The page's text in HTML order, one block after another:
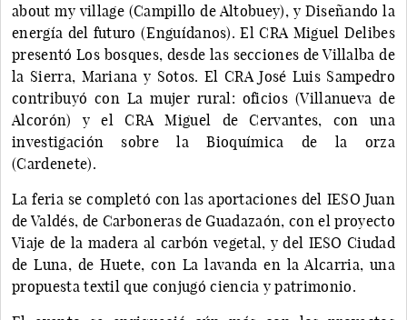
about my village (Campillo de Altobuey), y Diseñando la
energía del futuro (Enguídanos). El CRA Miguel Delibes
presentó Los bosques, desde las secciones de Villalba de
la Sierra, Mariana y Sotos. El CRA José Luis Sampedro
contribuyó con La mujer rural: oficios (Villanueva de
Alcorón) y el CRA Miguel de Cervantes, con una
investigación sobre la Bioquímica de la orza
(Cardenete).
La feria se completó con las aportaciones del IESO Juan
de Valdés, de Carboneras de Guadazaón, con el proyecto
Viaje de la madera al carbón vegetal, y del IESO Ciudad
de Luna, de Huete, con La lavanda en la Alcarria, una
propuesta textil que conjugó ciencia y patrimonio.